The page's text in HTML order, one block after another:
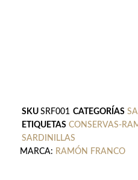
SKU SRF001 CATEGORÍAS
ETIQUETAS CONSERVAS-
SARDINILLAS
MARCA: RAMÓN FRANCO